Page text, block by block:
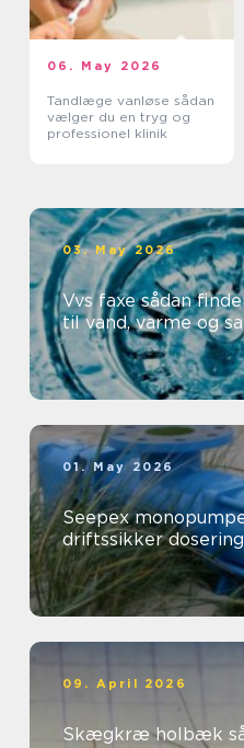
06. May 2026
Tandlæge vanløse sådan
vælger du en tryg og
professionel klinik
03. May 2026
Vvs faxe sådan finder du den rette hjælp
til vand, varme og
01. May 2026
Seepex
driftssikker
09. April 2026
Skægkræ holbæk sådan håndterer du de